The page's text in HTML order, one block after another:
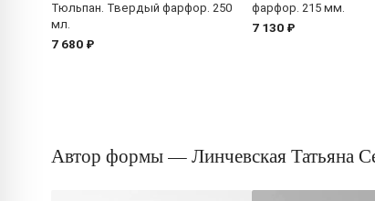
Тюльпан. Твердый фарфор. 250
мл.
7 680 ₽
фарфор. 215 мм.
7 130 ₽
Автор формы — Линчевская Татьяна